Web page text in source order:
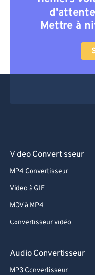
Mettre à
Video Convertisseur
MP4 Convertisseur
Video à GIF
MOV à MP4
Convertisseur vidéo
Audio Convertisseur
MP3 Convertisseur